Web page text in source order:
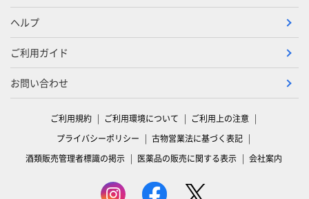
ヘルプ
ご利用ガイド
お問い合わせ
ご利用規約 ご利用環境について
ご利用上の注意
プライバシーポリシー
古物営業法に基づく表記
酒類販売管理者標識の掲示
医薬品の販売に関する表示 会社案内